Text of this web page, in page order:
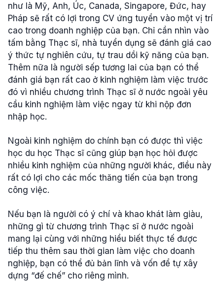
như là Mỹ, Anh, Úc, Canada, Singapore, Đức, hay
Pháp sẽ rất có lợi trong CV ứng tuyển vào một vị trí
cao trong doanh nghiệp của bạn. Chỉ cần nhìn vào
tấm bằng Thạc sĩ, nhà tuyển dụng sẽ đánh giá cao
ý thức tự nghiên cứu, tự trau dồi kỹ năng của bạn.
Thêm nữa là người sếp tương lai của bạn có thể
đánh giá bạn rất cao ở kinh nghiệm làm việc trước
đó vì nhiều chương trình Thạc sĩ ở nước ngoài yêu
cầu kinh nghiệm làm việc ngay từ khi nộp đơn
nhập học.
Ngoài kinh nghiệm do chính bạn có được thì việc
học du học Thạc sĩ cũng giúp bạn học hỏi được
nhiều kinh nghiệm của những người khác, điều này
rất có lợi cho các mốc thăng tiến của bạn trong
công việc.
Nếu bạn là người có ý chí và khao khát làm giàu,
những gì từ chương trình Thạc sĩ ở nước ngoài
mang lại cùng với những hiểu biết thực tế được
tiếp thu thêm sau thời gian làm việc cho doanh
nghiệp, bạn có thể đủ bản lĩnh và vốn để tự xây
dựng “đế chế” cho riêng mình.